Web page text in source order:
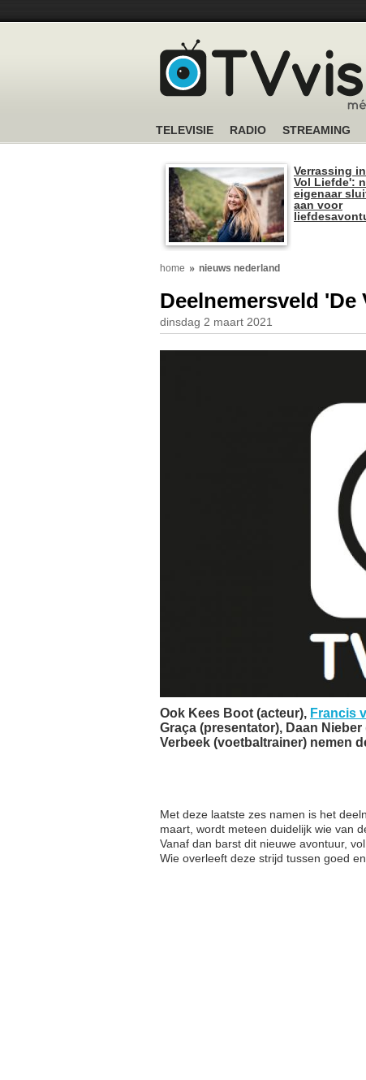
TELEVISIE RADIO STREAMING
Verrassing
Vol Liefde':
eigenaar
aan voor
home nieuws nederland
Deelnemersveld
dinsdag 2 maart 2021
Ook Kees Boot (acteur), Francis
Graça (presentator), Daan
Verbeek (voetbaltrainer) nemen
Met deze laatste zes namen is het
maart, wordt meteen duidelijk wie van
Vanaf dan barst dit nieuwe avontuur,
Wie overleeft deze strijd tussen goed